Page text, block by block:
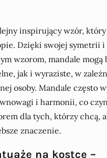
inspirujący wzór,
Dzięki swojej symetrii i
wzorom, mandale mogą
jak i wyraziste, w
osoby. Mandale często
i harmonii, co
dla tych, którzy chcą,
znaczenie.
na kostce –